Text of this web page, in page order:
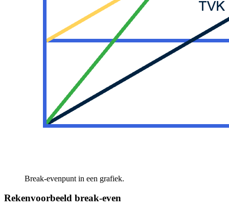
Break-evenpunt in een grafiek.
Rekenvoorbeeld break-even